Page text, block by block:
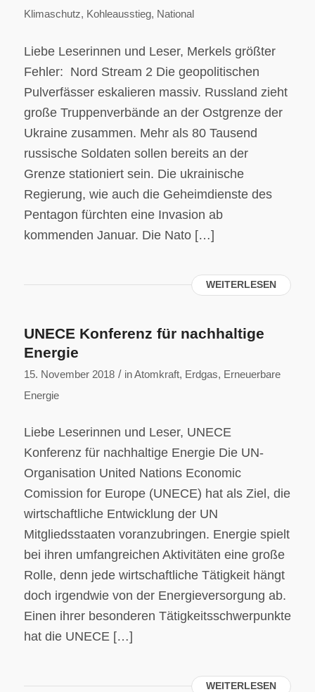
Klimaschutz, Kohleausstieg, National
Liebe Leserinnen und Leser, Merkels größter
Fehler: Nord Stream 2 Die geopolitischen
Pulverfässer eskalieren massiv. Russland zieht
große Truppenverbände an der Ostgrenze der
Ukraine zusammen. Mehr als 80 Tausend
russische Soldaten sollen bereits an der
Grenze stationiert sein. Die ukrainische
Regierung, wie auch die Geheimdienste des
Pentagon fürchten eine Invasion ab
kommenden Januar. Die Nato […]
WEITERLESEN
UNECE Konferenz für nachhaltige
Energie
15. November 2018 / inAtomkraft, Erdgas, Erneuerbare
Energie
Liebe Leserinnen und Leser, UNECE
Konferenz für nachhaltige Energie Die UN-
Organisation United Nations Economic
Comission for Europe (UNECE) hat als Ziel, die
wirtschaftliche Entwicklung der UN
Mitgliedsstaaten voranzubringen. Energie spielt
bei ihren umfangreichen Aktivitäten eine große
Rolle, denn jede wirtschaftliche Tätigkeit hängt
doch irgendwie von der Energieversorgung ab.
Einen ihrer besonderen Tätigkeitsschwerpunkte
hat die UNECE […]
WEITERLESEN